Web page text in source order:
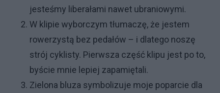
jesteśmy liberałami nawet ubraniowymi.
W klipie wyborczym tłumaczę, że jestem
rowerzystą bez pedałów – i dlatego noszę
strój cyklisty. Pierwsza część klipu jest po to,
byście mnie lepiej zapamiętali.
Zielona bluza symbolizuje moje poparcie dla